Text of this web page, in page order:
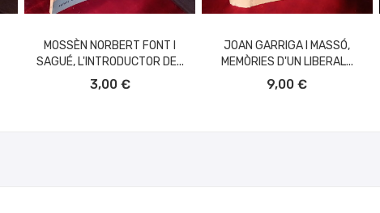
MOSSÈN NORBERT FONT I
SAGUÉ, L'INTRODUCTOR DE...
3,00 €
JOAN GARRIGA I MASSÓ,
MEMÒRIES D'UN LIBERAL...
9,00 €